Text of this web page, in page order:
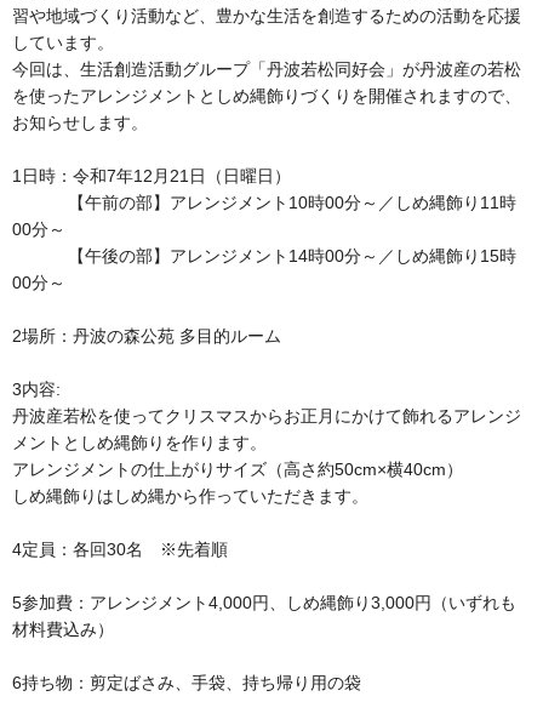
習や地域づくり活動など、豊かな生活を創造するための活動を応援
しています。
今回は、生活創造活動グループ「丹波若松同好会」が丹波産の若松
を使ったアレンジメントとしめ縄飾りづくりを開催されますので、
お知らせします。
1日時：令和7年12月21日（日曜日）
【午前の部】アレンジメント10時00分～／しめ縄飾り11時
00分～
【午後の部】アレンジメント14時00分～／しめ縄飾り15時
00分～
2場所：丹波の森公苑 多目的ルーム
3内容:
丹波産若松を使ってクリスマスからお正月にかけて飾れるアレンジ
メントとしめ縄飾りを作ります。
アレンジメントの仕上がりサイズ（高さ約50cm×横40cm）
しめ縄飾りはしめ縄から作っていただきます。
4定員：各回30名 ※先着順
5参加費：アレンジメント4,000円、しめ縄飾り3,000円（いずれも
材料費込み）
6持ち物：剪定ばさみ、手袋、持ち帰り用の袋